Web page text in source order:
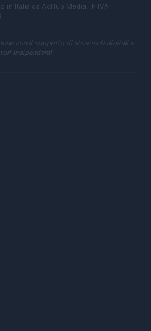
in Italia da AdHub Media · P.IVA
con il supporto di strumenti digitali e
indipendenti.